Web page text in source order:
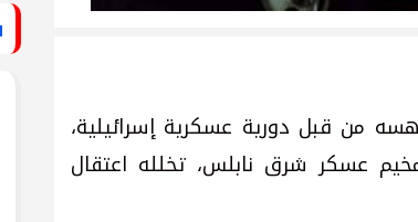
من قبل دورية عسكرية إسرائيلية،
مخيم عسكر شرق نابلس، تخلله اعتقال